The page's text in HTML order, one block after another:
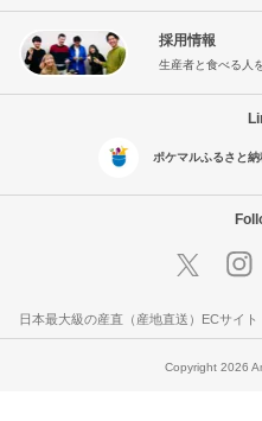
採用情報
生産者と食べる人
ポケマルふるさと納
日本最大級の産直（産地直送）ECサイ
Copyright 2026